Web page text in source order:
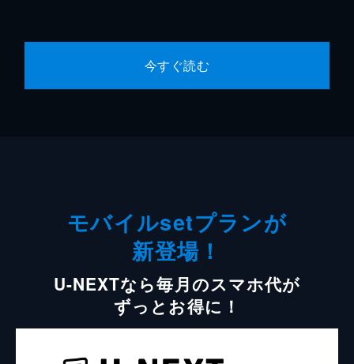
今すぐ読む
モバイルsetプランが
新登場！
U-NEXTなら毎月のスマホ代が
ずっとお得に！